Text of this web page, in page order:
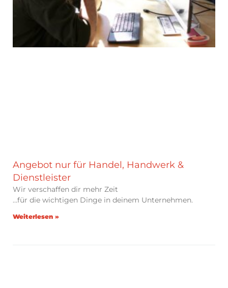
Angebot nur für Handel, Handwerk &
Dienstleister
Wir verschaffen dir mehr Zeit
…für die wichtigen Dinge in deinem Unternehmen.
Weiterlesen »